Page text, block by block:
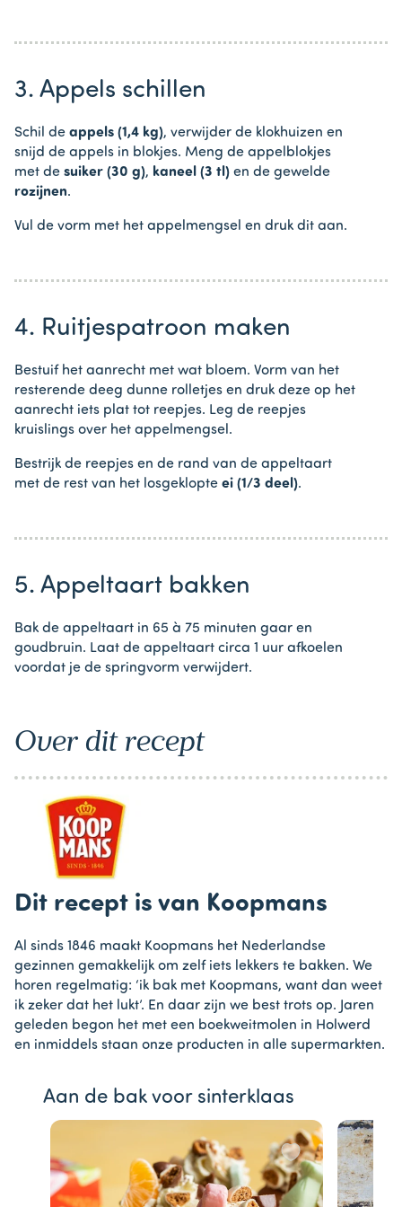
3. Appels schillen
Schil de appels (1,4 kg), verwijder de klokhuizen en
snijd de appels in blokjes. Meng de appelblokjes
met de suiker (30 g), kaneel (3 tl) en de gewelde
rozijnen.
Vul de vorm met het appelmengsel en druk dit aan.
4. Ruitjespatroon maken
Bestuif het aanrecht met wat bloem. Vorm van het
resterende deeg dunne rolletjes en druk deze op het
aanrecht iets plat tot reepjes. Leg de reepjes
kruislings over het appelmengsel.
Bestrijk de reepjes en de rand van de appeltaart
met de rest van het losgeklopte ei (1/3 deel).
5. Appeltaart bakken
Bak de appeltaart in 65 à 75 minuten gaar en
goudbruin. Laat de appeltaart circa 1 uur afkoelen
voordat je de springvorm verwijdert.
Over dit recept
Dit recept is van Koopmans
Al sinds 1846 maakt Koopmans het Nederlandse
gezinnen gemakkelijk om zelf iets lekkers te bakken. We
horen regelmatig: ‘ik bak met Koopmans, want dan weet
ik zeker dat het lukt’. En daar zijn we best trots op. Jaren
geleden begon het met een boekweitmolen in Holwerd
en inmiddels staan onze producten in alle supermarkten.
Aan de bak voor sinterklaas